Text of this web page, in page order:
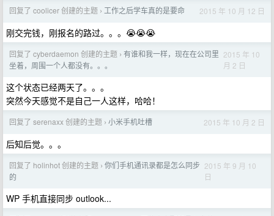
回复了 coolicer 创建的主题 › 工作之后学车真的是要命 2015 年 10 月 12 日
刚交完钱，刚报名的路过。。。😭😭😭
回复了 cyberdaemon 创建的主题 › 有谁和我一样，现在在公司里
坐着，周围一个人都没有。。。
2015 年 10
月 2 日
这个状态已经两天了。。。
突然今天感觉不是自己一人这样，哈哈！
回复了 serenaxx 创建的主题 › 小米手机吐槽 2015 年 10 月 2 日
后知后觉。。。
回复了 holinhot 创建的主题 › 你们手机通讯录都是怎么同步
的
2015 年 9 月 10
日
WP 手机直接同步 outlook...